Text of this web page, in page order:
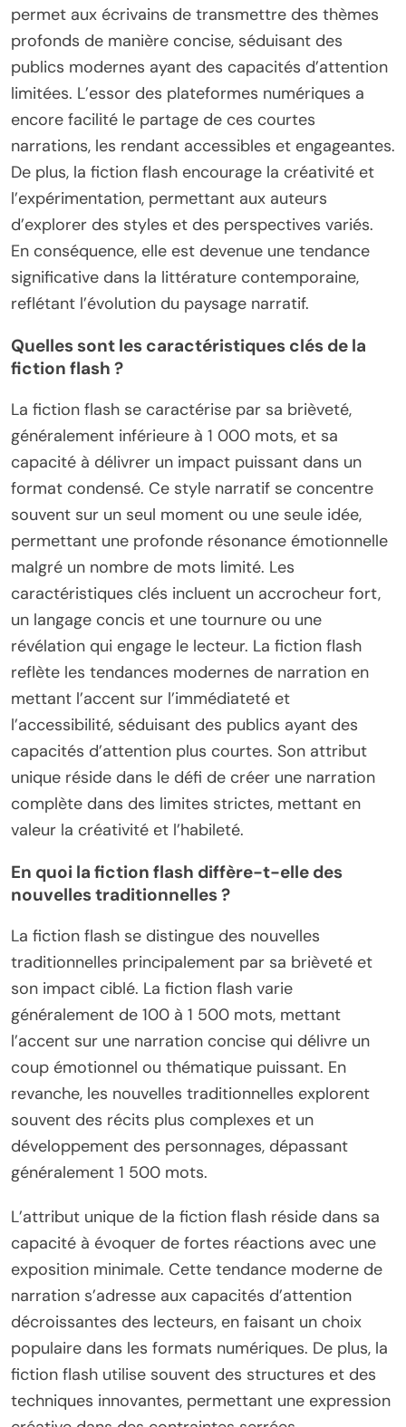
permet aux écrivains de transmettre des thèmes
profonds de manière concise, séduisant des
publics modernes ayant des capacités d’attention
limitées. L’essor des plateformes numériques a
encore facilité le partage de ces courtes
narrations, les rendant accessibles et engageantes.
De plus, la fiction flash encourage la créativité et
l’expérimentation, permettant aux auteurs
d’explorer des styles et des perspectives variés.
En conséquence, elle est devenue une tendance
significative dans la littérature contemporaine,
reflétant l’évolution du paysage narratif.
Quelles sont les caractéristiques clés de la
fiction flash ?
La fiction flash se caractérise par sa brièveté,
généralement inférieure à 1 000 mots, et sa
capacité à délivrer un impact puissant dans un
format condensé. Ce style narratif se concentre
souvent sur un seul moment ou une seule idée,
permettant une profonde résonance émotionnelle
malgré un nombre de mots limité. Les
caractéristiques clés incluent un accrocheur fort,
un langage concis et une tournure ou une
révélation qui engage le lecteur. La fiction flash
reflète les tendances modernes de narration en
mettant l’accent sur l’immédiateté et
l’accessibilité, séduisant des publics ayant des
capacités d’attention plus courtes. Son attribut
unique réside dans le défi de créer une narration
complète dans des limites strictes, mettant en
valeur la créativité et l’habileté.
En quoi la fiction flash diffère-t-elle des
nouvelles traditionnelles ?
La fiction flash se distingue des nouvelles
traditionnelles principalement par sa brièveté et
son impact ciblé. La fiction flash varie
généralement de 100 à 1 500 mots, mettant
l’accent sur une narration concise qui délivre un
coup émotionnel ou thématique puissant. En
revanche, les nouvelles traditionnelles explorent
souvent des récits plus complexes et un
développement des personnages, dépassant
généralement 1 500 mots.
L’attribut unique de la fiction flash réside dans sa
capacité à évoquer de fortes réactions avec une
exposition minimale. Cette tendance moderne de
narration s’adresse aux capacités d’attention
décroissantes des lecteurs, en faisant un choix
populaire dans les formats numériques. De plus, la
fiction flash utilise souvent des structures et des
techniques innovantes, permettant une expression